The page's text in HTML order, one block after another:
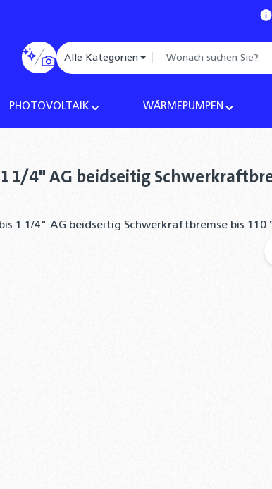
Alle Kategorien
PHOTOVOLTAIK WÄRMEPUMPEN
1/4" AG beidseitig